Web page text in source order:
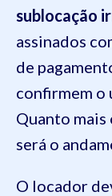
sublocação
assinados
de
confirmem o
Quanto
será o
O locador